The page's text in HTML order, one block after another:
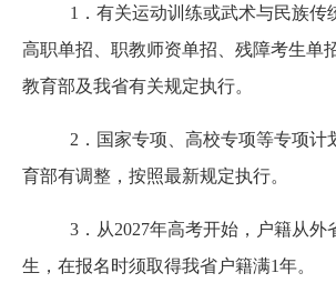
1．有关运动训练或武术与民族传
高职单招、职教师资单招、残障考生单
教育部及我省有关规定执行。
2．国家专项、高校专项等专项计
育部有调整，按照最新规定执行。
3．从2027年高考开始，户籍从外
生，在报名时须取得我省户籍满1年。